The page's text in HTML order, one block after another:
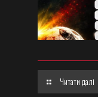
Читати далі